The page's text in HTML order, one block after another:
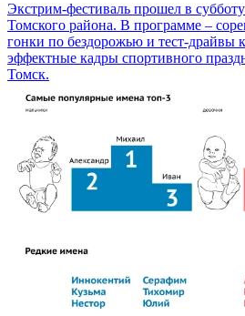
Экстрим-фестиваль прошел в
Томского района. В программе –
гонки по бездорожью и тест-драйвы
эффектные кадры спортивного
Томск.